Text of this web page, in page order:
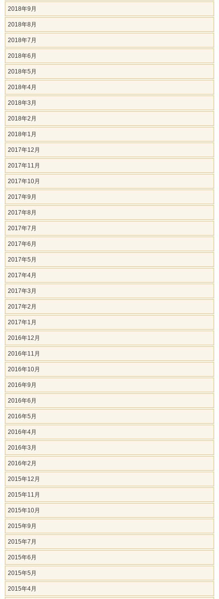
2018年9月
2018年8月
2018年7月
2018年6月
2018年5月
2018年4月
2018年3月
2018年2月
2018年1月
2017年12月
2017年11月
2017年10月
2017年9月
2017年8月
2017年7月
2017年6月
2017年5月
2017年4月
2017年3月
2017年2月
2017年1月
2016年12月
2016年11月
2016年10月
2016年9月
2016年6月
2016年5月
2016年4月
2016年3月
2016年2月
2015年12月
2015年11月
2015年10月
2015年9月
2015年7月
2015年6月
2015年5月
2015年4月